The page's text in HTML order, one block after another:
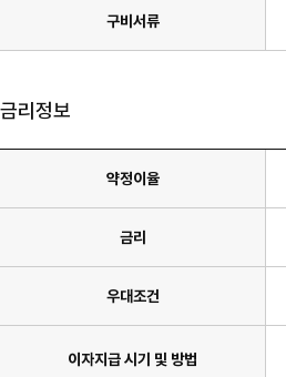
구비서류
금리정보
약정이율
금리
우대조건
이자지급 시기 및 방법